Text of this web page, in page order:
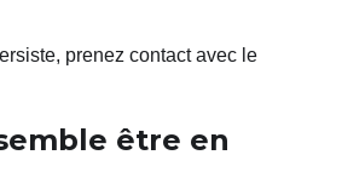
prenez contact avec le
être en